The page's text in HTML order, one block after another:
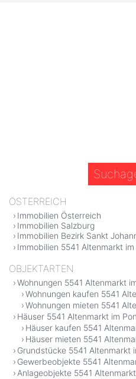
ÖSTERREICH
Immobilien Österreich
Immobilien Salzburg
Immobilien Bezirk Sankt
Immobilien 5541 Altenmarkt im
OBJEKTARTEN
Wohnungen 5541 Altenmarkt
Wohnungen kaufen 5541
Wohnungen mieten 5541
Häuser 5541 Altenmarkt im
Häuser kaufen 5541
Häuser mieten 5541
Grundstücke 5541 Altenmarkt
Gewerbeobjekte 5541
Anlageobjekte 5541